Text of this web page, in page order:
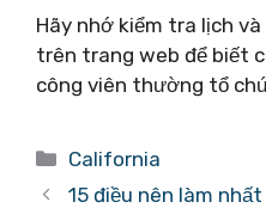
Hãy nhớ kiểm tra lịch
trên trang web để biết
công viên thường tổ
Danh
mục
California
15 điều nên làm